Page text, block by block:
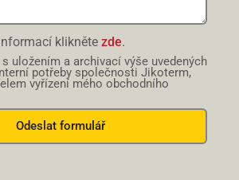
klikněte zde.
uložením a archivací výše uvedených
potřeby společnosti Jikoterm,
vyřízení mého obchodního
Odeslat formulář